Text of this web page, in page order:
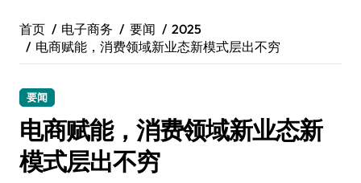
首页 电子商务 要闻
2025
电商赋能，消费领域新业态新模式层出不穷
要闻
电商赋能，消费领域新业态新
模式层出不穷